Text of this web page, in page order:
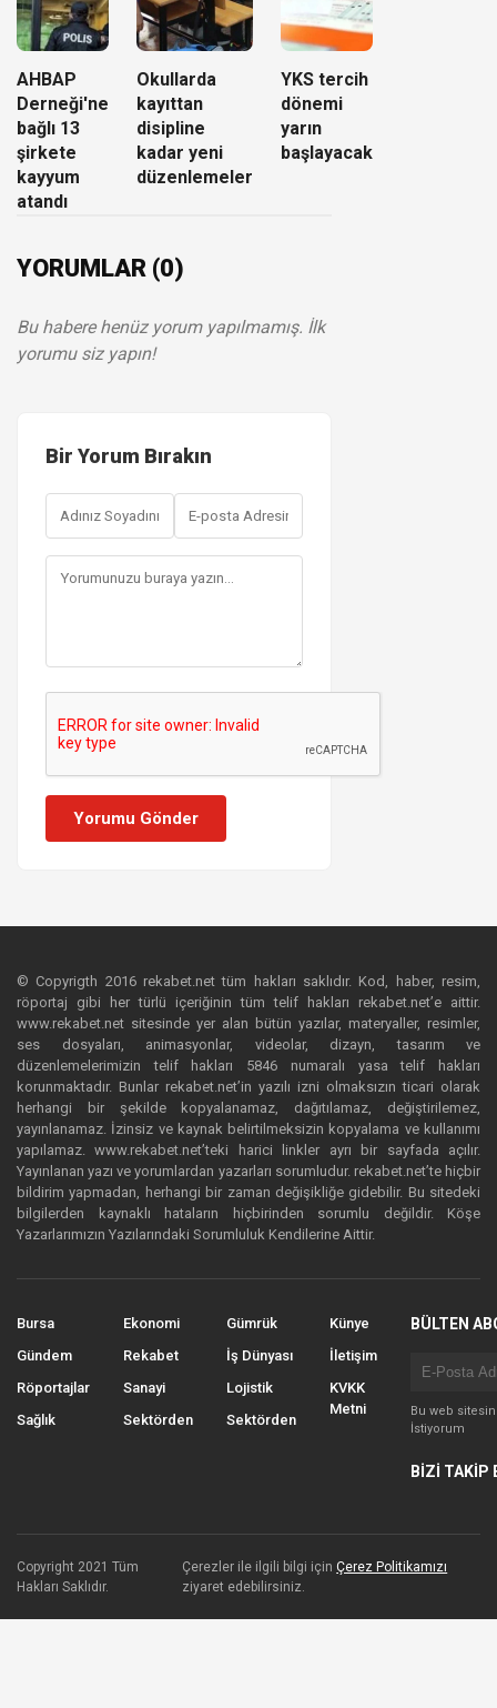
AHBAP
Derneği'ne
bağlı 13
şirkete
kayyum
atandı
Okullarda
kayıttan
disipline
kadar yeni
düzenlemeler
YKS tercih
dönemi
yarın
başlayacak
YORUMLAR (0)
Bu habere henüz yorum yapılmamış. İlk
yorumu siz yapın!
Bir Yorum Bırakın
Yorumu Gönder
© Copyrigth 2016 rekabet.net tüm hakları saklıdır. Kod, haber, resim,
röportaj gibi her türlü içeriğinin tüm telif hakları rekabet.net’e aittir.
www.rekabet.net sitesinde yer alan bütün yazılar, materyaller, resimler,
ses dosyaları, animasyonlar, videolar, dizayn, tasarım ve
düzenlemelerimizin telif hakları 5846 numaralı yasa telif hakları
korunmaktadır. Bunlar rekabet.net’in yazılı izni olmaksızın ticari olarak
herhangi bir şekilde kopyalanamaz, dağıtılamaz, değiştirilemez,
yayınlanamaz. İzinsiz ve kaynak belirtilmeksizin kopyalama ve kullanımı
yapılamaz. www.rekabet.net’teki harici linkler ayrı bir sayfada açılır.
Yayınlanan yazı ve yorumlardan yazarları sorumludur. rekabet.net’te hiçbir
bildirim yapmadan, herhangi bir zaman değişikliğe gidebilir. Bu sitedeki
bilgilerden kaynaklı hataların hiçbirinden sorumlu değildir. Köşe
Yazarlarımızın Yazılarındaki Sorumluluk Kendilerine Aittir.
Bursa
Gündem
Röportajlar
Sağlık
Ekonomi
Rekabet
Sanayi
Sektörden
Gümrük
İş Dünyası
Lojistik
Sektörden
Künye
İletişim
KVKK
Metni
BÜLTEN
Bu web
İstiyorum
BİZİ TAKİP
Copyright 2021 Tüm
Hakları Saklıdır.
Çerezler ile ilgili bilgi içinÇerez Politikamızı
ziyaret edebilirsiniz.